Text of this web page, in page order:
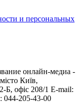
и персональных
онлайн-медиа -
Київ,
офіс 208/1 E-mail:
044-205-43-00